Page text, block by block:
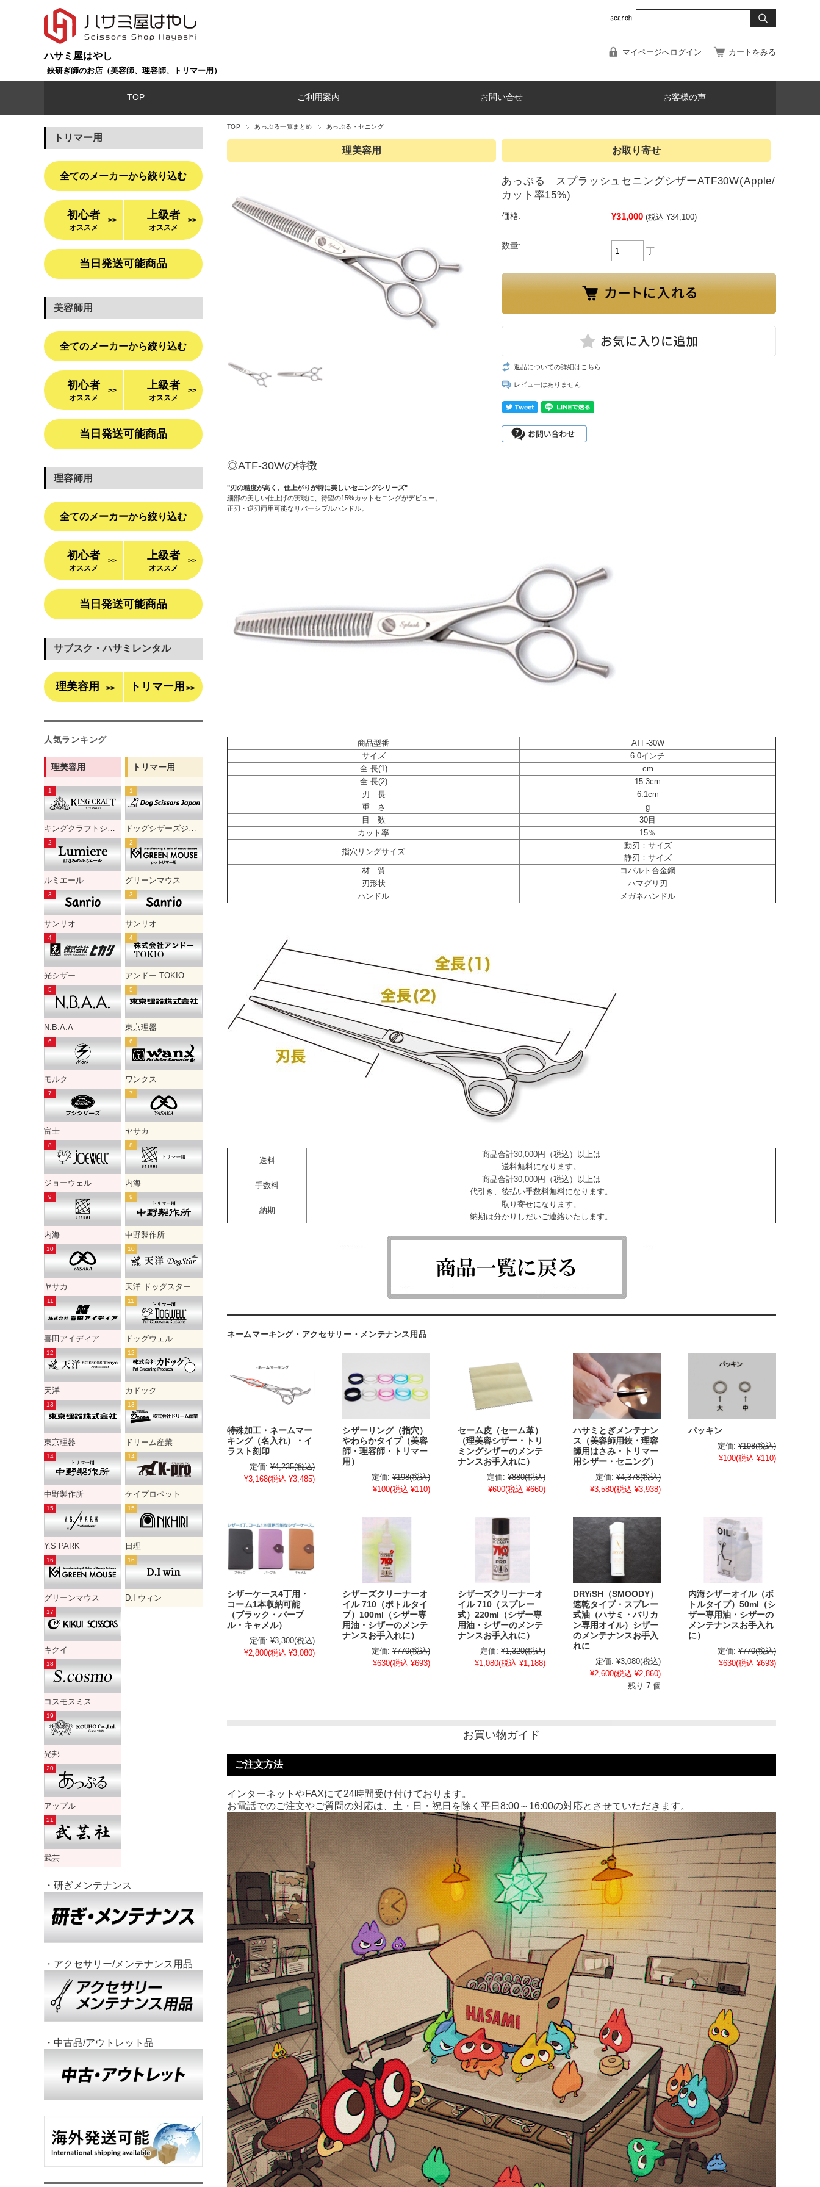
ハサミ屋はやし
鋏研ぎ師のお店（美容師、理容師、トリマー用）
マイページへログイン カートをみる
TOP ご利用案内 お問い合せ お客様の声
TOP あっぷる一覧まとめ あっぷる・セニング
理美容用 お取り寄せ
あっぷる スプラッシュセニングシザーATF30W(Apple/
カット率15%)
価格: ¥31,000 (税込 ¥34,100)
数量:
丁
返品についての詳細はこちら
レビューはありません
◎ATF-30Wの特徴
"刃の精度が高く、仕上がりが特に美しいセニングシリーズ"
細部の美しい仕上げの実現に、待望の15%カットセニングがデビュー。
正刃・逆刃両用可能なリバーシブルハンドル。
商品型番
ATF-30W
サイズ
6.0インチ
全 長(1)
cm
全 長(2)
15.3cm
刃 長
6.1cm
重 さ
g
目 数
30目
カット率
15％
指穴リングサイズ
動刃：サイズ
静刃：サイズ
材 質
コバルト合金鋼
刃形状
ハマグリ刃
ハンドル
メガネハンドル
送料
商品合計30,000円（税込）以上は
送料無料になります。
手数料
商品合計30,000円（税込）以上は
代引き、後払い手数料無料になります。
納期
取り寄せになります。
納期は分かりしだいご連絡いたします。
ネームマーキング・アクセサリー・メンテナンス用品
特殊加工・ネームマー
キング（名入れ）・イ
ラスト刻印
定価: ¥4,235(税込)
¥3,168(税込 ¥3,485)
シザーリング（指穴）
やわらかタイプ（美容
師・理容師・トリマー
用）
定価: ¥198(税込)
¥100(税込 ¥110)
セーム皮（セーム革）
（理美容シザー・トリ
ミングシザーのメンテ
ナンスお手入れに）
定価: ¥880(税込)
¥600(税込 ¥660)
ハサミとぎメンテナン
ス（美容師用鋏・理容
師用はさみ・トリマー
用シザー・セニング）
定価: ¥4,378(税込)
¥3,580(税込 ¥3,938)
パッキン
定価: ¥198(税込)
¥100(税込 ¥110)
シザーケース4丁用・
コーム1本収納可能
（ブラック・パープ
ル・キャメル）
定価: ¥3,300(税込)
¥2,800(税込 ¥3,080)
シザーズクリーナーオ
イル 710（ボトルタイ
プ）100ml（シザー専
用油・シザーのメンテ
ナンスお手入れに）
定価: ¥770(税込)
¥630(税込 ¥693)
シザーズクリーナーオ
イル 710（スプレー
式）220ml（シザー専
用油・シザーのメンテ
ナンスお手入れに）
定価: ¥1,320(税込)
¥1,080(税込 ¥1,188)
DRYiSH（SMOODY）
速乾タイプ・スプレー
式油（ハサミ・バリカ
ン専用オイル）シザー
のメンテナンスお手入
れに
定価: ¥3,080(税込)
¥2,600(税込 ¥2,860)
残り 7 個
内海シザーオイル（ボ
トルタイプ）50ml（シ
ザー専用油・シザーの
メンテナンスお手入れ
に）
定価: ¥770(税込)
¥630(税込 ¥693)
お買い物ガイド
ご注文方法
インターネットやFAXにて24時間受け付けております。
お電話でのご注文やご質問の対応は、土・日・祝日を除く平日8:00～16:00の対応とさせていただきます。
トリマー用
全てのメーカーから絞り込む
初心者
オススメ
>> 上級者
オススメ
>>
当日発送可能商品
美容師用
全てのメーカーから絞り込む
初心者
オススメ
>> 上級者
オススメ
>>
当日発送可能商品
理容師用
全てのメーカーから絞り込む
初心者
オススメ
>> 上級者
オススメ
>>
当日発送可能商品
サブスク・ハサミレンタル
理美容用 >> トリマー用 >>
人気ランキング
理美容用
キングクラフトシザー
ルミエール
サンリオ
光シザー
N.B.A.A
モルク
富士
ジョーウェル
内海
ヤサカ
喜田アイディア
天洋
東京理器
中野製作所
Y.S PARK
グリーンマウス
キクイ
コスモスミス
光邦
アップル
武芸
トリマー用
ドッグシザーズジャパン
グリーンマウス
サンリオ
アンドー TOKIO
東京理器
ワンクス
ヤサカ
内海
中野製作所
天洋 ドッグスター
ドッグウェル
カドック
ドリーム産業
ケイプロペット
日理
D.I ウィン
・研ぎメンテナンス
・アクセサリー/メンテナンス用品
・中古品/アウトレット品